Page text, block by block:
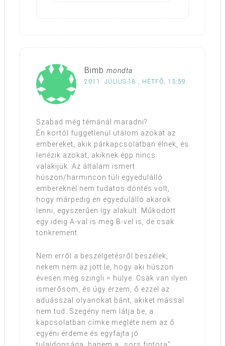
Bimb mondta
2011. JÚLIUS 18., HÉTFŐ, 13:59
Szabad még témánál maradni?
Én kortól függetlenül utálom azokat az
embereket, akik párkapcsolatban élnek, és
lenézik azokat, akiknek épp nincs
valakijük. Az általam ismert
húszon/harmincon túli egyedülálló
embereknél nem tudatos döntés volt,
hogy márpedig én egyedülálló akarok
lenni, egyszerűen így alakult. Működött
egy ideig A-val is meg B-vel is, de csak
tönkrement.
Nem erről a beszélgetésről beszélek,
nekem nem az jött le, hogy aki húszon
évesen még szingli = hülye. Csak van ilyen
ismerősöm, és úgy érzem, ő ezzel az
aduásszal olyanokat bánt, akiket mással
nem tud. Szegény nem látja be, a
kapcsolatban címke megléte nem az ő
egyéni érdeme és egyfajta jó